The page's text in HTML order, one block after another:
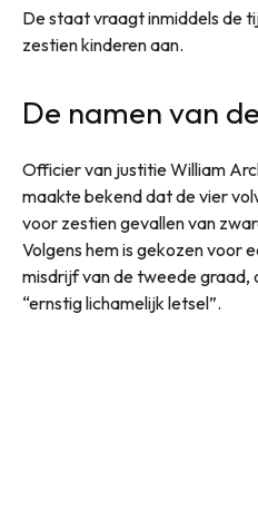
De staat vraagt inmiddels de
zestien kinderen aan.
De namen van
Officier van justitie William
maakte bekend dat de vier
voor zestien gevallen van
Volgens hem is gekozen voor
misdrijf van de tweede graad,
“ernstig lichamelijk letsel”.